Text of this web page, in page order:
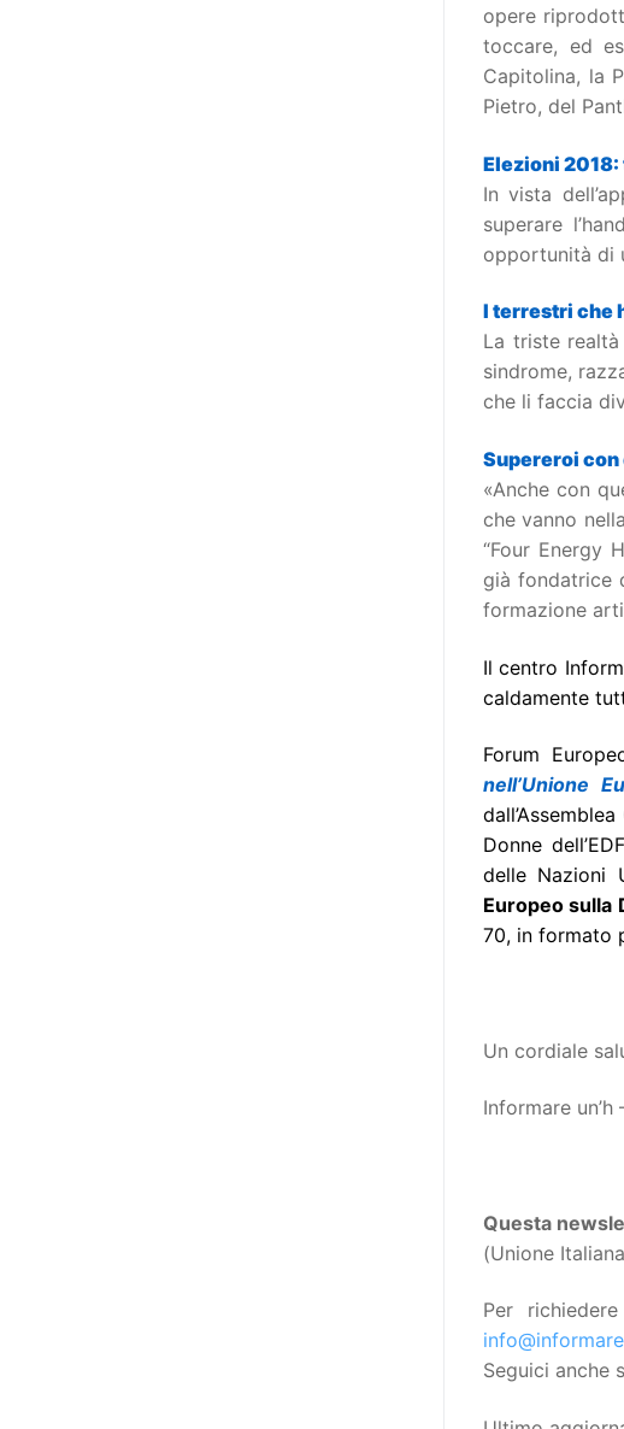
opere
toccare, ed
Capitolina, la
Pietro, del
Elezioni
In vista
superare
opportunità di
I terrestri che
La triste
sindrome,
che li faccia
Supereroi
«Anche con
che vanno
“Four Energy
già fondatrice
formazione
Il centro
caldamente
Forum
nell’Unione
Donne
delle Nazioni
Europeo sulla
70, in formato
Un cordiale
Informare
Questa
(Unione
Per
Seguici anche